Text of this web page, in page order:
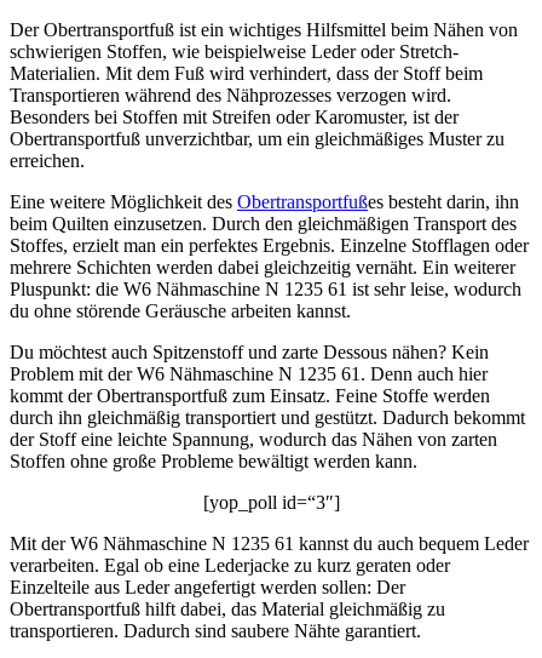
Der Obertransportfuß ist ein wichtiges Hilfsmittel beim Nähen von
schwierigen Stoffen, wie beispielweise Leder oder Stretch-
Materialien. Mit dem Fuß wird verhindert, dass der Stoff beim
Transportieren während des Nähprozesses verzogen wird.
Besonders bei Stoffen mit Streifen oder Karomuster, ist der
Obertransportfuß unverzichtbar, um ein gleichmäßiges Muster zu
erreichen.
Eine weitere Möglichkeit des Obertransportfußes besteht darin, ihn
beim Quilten einzusetzen. Durch den gleichmäßigen Transport des
Stoffes, erzielt man ein perfektes Ergebnis. Einzelne Stofflagen oder
mehrere Schichten werden dabei gleichzeitig vernäht. Ein weiterer
Pluspunkt: die W6 Nähmaschine N 1235 61 ist sehr leise, wodurch
du ohne störende Geräusche arbeiten kannst.
Du möchtest auch Spitzenstoff und zarte Dessous nähen? Kein
Problem mit der W6 Nähmaschine N 1235 61. Denn auch hier
kommt der Obertransportfuß zum Einsatz. Feine Stoffe werden
durch ihn gleichmäßig transportiert und gestützt. Dadurch bekommt
der Stoff eine leichte Spannung, wodurch das Nähen von zarten
Stoffen ohne große Probleme bewältigt werden kann.
[yop_poll id=“3″]
Mit der W6 Nähmaschine N 1235 61 kannst du auch bequem Leder
verarbeiten. Egal ob eine Lederjacke zu kurz geraten oder
Einzelteile aus Leder angefertigt werden sollen: Der
Obertransportfuß hilft dabei, das Material gleichmäßig zu
transportieren. Dadurch sind saubere Nähte garantiert.